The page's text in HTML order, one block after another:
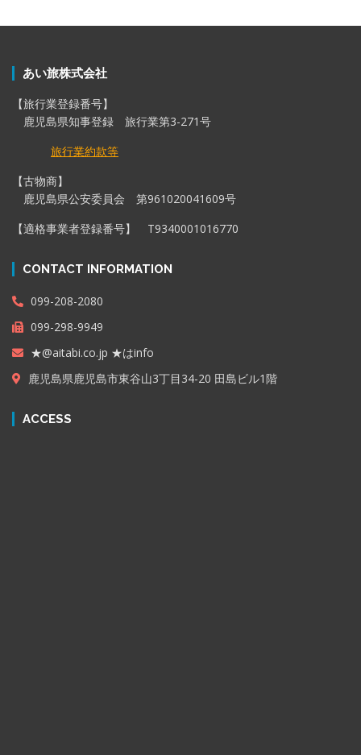
あい旅株式会社
【旅行業登録番号】
鹿児島県知事登録 旅行業第3-271号
旅行業約款等
【古物商】
鹿児島県公安委員会 第961020041609号
【適格事業者登録番号】 T9340001016770
CONTACT INFORMATION
099-208-2080
099-298-9949
★@aitabi.co.jp ★はinfo
鹿児島県鹿児島市東谷山3丁目34-20 田島ビル1階
ACCESS